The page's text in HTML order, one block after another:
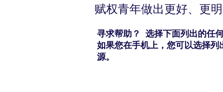
赋权青年做出更好、更
寻求帮助？ 选择下面列出的任
如果您在手机上，您可以选择列
源。